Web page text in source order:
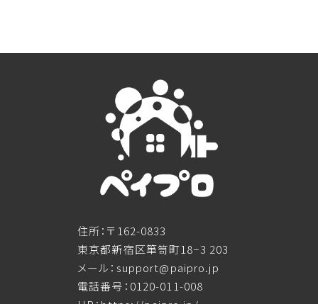
住所：〒162-0833
東京都新宿区箪笥町18−3 203
メール：support@paipro.jp
電話番号：0120-011-008